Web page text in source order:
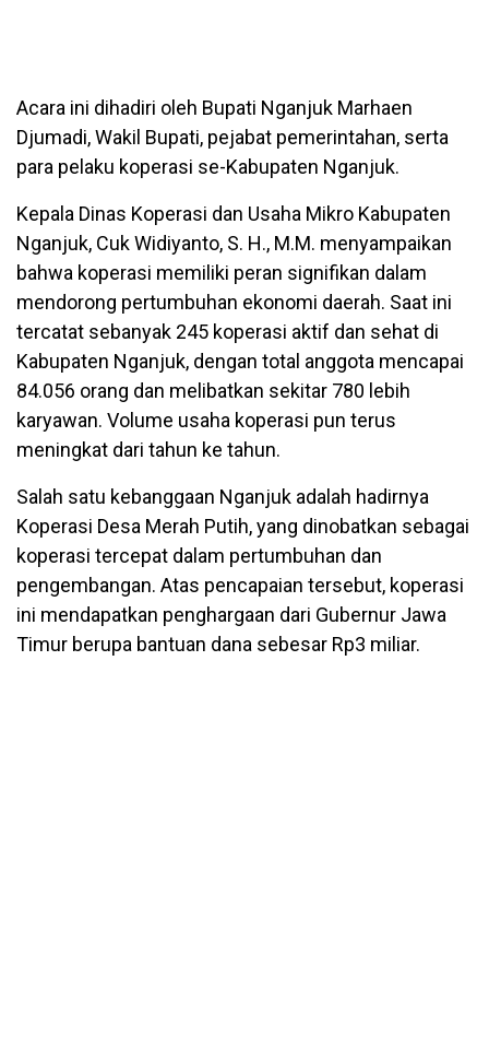
Acara ini dihadiri oleh Bupati Nganjuk Marhaen
Djumadi, Wakil Bupati, pejabat pemerintahan, serta
para pelaku koperasi se-Kabupaten Nganjuk.
Kepala Dinas Koperasi dan Usaha Mikro Kabupaten
Nganjuk, Cuk Widiyanto, S. H., M.M. menyampaikan
bahwa koperasi memiliki peran signifikan dalam
mendorong pertumbuhan ekonomi daerah. Saat ini
tercatat sebanyak 245 koperasi aktif dan sehat di
Kabupaten Nganjuk, dengan total anggota mencapai
84.056 orang dan melibatkan sekitar 780 lebih
karyawan. Volume usaha koperasi pun terus
meningkat dari tahun ke tahun.
Salah satu kebanggaan Nganjuk adalah hadirnya
Koperasi Desa Merah Putih, yang dinobatkan sebagai
koperasi tercepat dalam pertumbuhan dan
pengembangan. Atas pencapaian tersebut, koperasi
ini mendapatkan penghargaan dari Gubernur Jawa
Timur berupa bantuan dana sebesar Rp3 miliar.